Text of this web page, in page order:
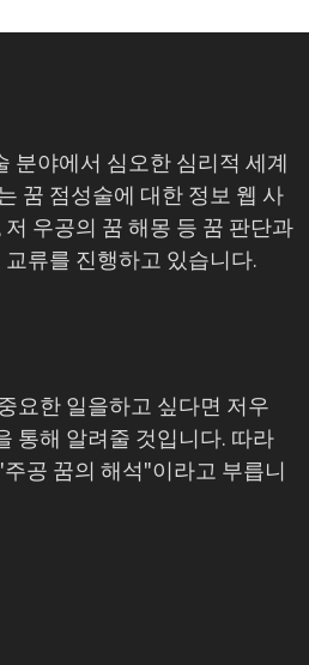
분야에서 심오한 심리적 세계
꿈 점성술에 대한 정보 웹 사
우공의 꿈 해몽 등 꿈 판단과
류를 진행하고 있습니다.
요한 일을하고 싶다면 저우
통해 알려줄 것입니다. 따라
공 꿈의 해석"이라고 부릅니